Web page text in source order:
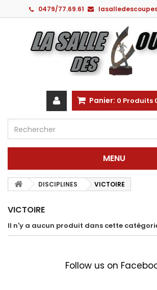
0479/77.69.61
Panier: 0 Produits
MENU
DISCIPLINES VICTOIRE
VICTOIRE
Il n'y a aucun produit dans cette
Follow us on